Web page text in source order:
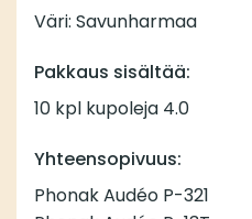
Väri: Savunharmaa
Pakkaus sisältää:
10 kpl kupoleja 4.0
Yhteensopivuus:
Phonak Audéo P-321